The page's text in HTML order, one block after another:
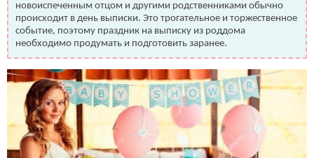
новоиспеченным отцом и другими родственниками обычно
происходит в день выписки. Это трогательное и торжественное
событие, поэтому праздник на выписку из роддома
необходимо продумать и подготовить заранее.